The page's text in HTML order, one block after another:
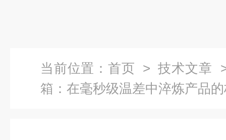
当前位置： 首页 > 技术文章
箱：在毫秒级温差中淬炼产品